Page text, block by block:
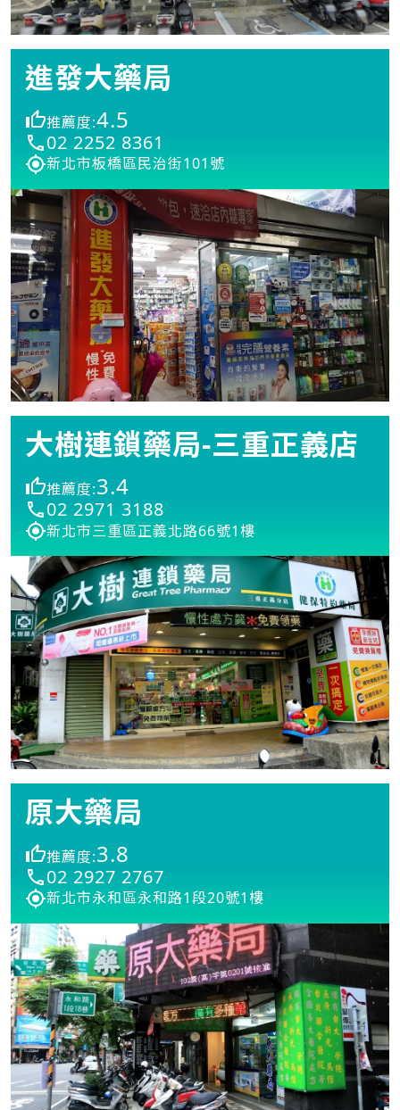
進發大藥局
推薦度:4.5
02 2252 8361
新北市板橋區民治街101號
大樹連鎖藥局-三重正義店
推薦度:3.4
02 2971 3188
新北市三重區正義北路66號1樓
原大藥局
推薦度:3.8
02 2927 2767
新北市永和區永和路1段20號1樓